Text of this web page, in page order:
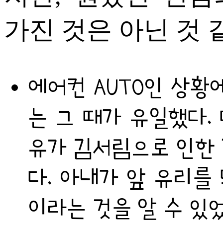
가진 것은 아닌 것
에어컨 AUTO인 상황
는 그 때가 유일했다.
유가 김서림으로 인
다. 아내가 앞 유리를
이라는 것을 알 수 있